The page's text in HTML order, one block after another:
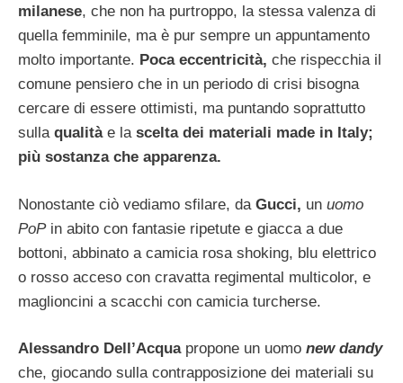
milanese, che non ha purtroppo, la stessa valenza di
quella femminile, ma è pur sempre un appuntamento
molto importante. Poca eccentricità, che rispecchia il
comune pensiero che in un periodo di crisi bisogna
cercare di essere ottimisti, ma puntando soprattutto
sulla qualità e la scelta dei materiali made in Italy;
più sostanza che apparenza.
Nonostante ciò vediamo sfilare, da Gucci, un uomo
PoPin abito con fantasie ripetute e giacca a due
bottoni, abbinato a camicia rosa shoking, blu elettrico
o rosso acceso con cravatta regimental multicolor, e
maglioncini a scacchi con camicia turcherse.
Alessandro Dell’Acqua propone un uomo new dandy
che, giocando sulla contrapposizione dei materiali su